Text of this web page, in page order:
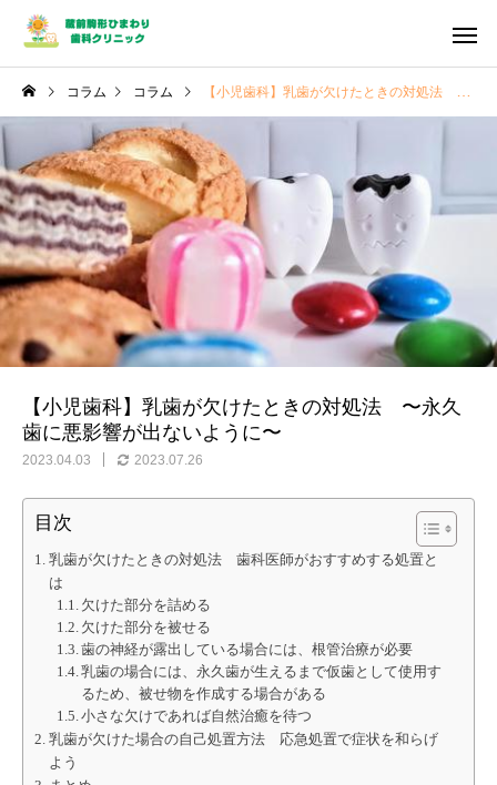
コラム コラム 【小児歯科】乳歯が欠けたときの対処法 〜永久歯に悪影響が出ないように〜
【小児歯科】乳歯が欠けたときの対処法 〜永久
歯に悪影響が出ないように〜
2023.04.03 2023.07.26
目次
乳歯が欠けたときの対処法 歯科医師がおすすめする処置と
は
欠けた部分を詰める
欠けた部分を被せる
歯の神経が露出している場合には、根管治療が必要
乳歯の場合には、永久歯が生えるまで仮歯として使用す
るため、被せ物を作成する場合がある
小さな欠けであれば自然治癒を待つ
乳歯が欠けた場合の自己処置方法 応急処置で症状を和らげ
よう